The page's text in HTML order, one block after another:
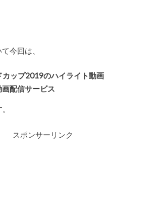
今回は、
カップ2019のハイライト動画
配信サービス
スポンサーリンク